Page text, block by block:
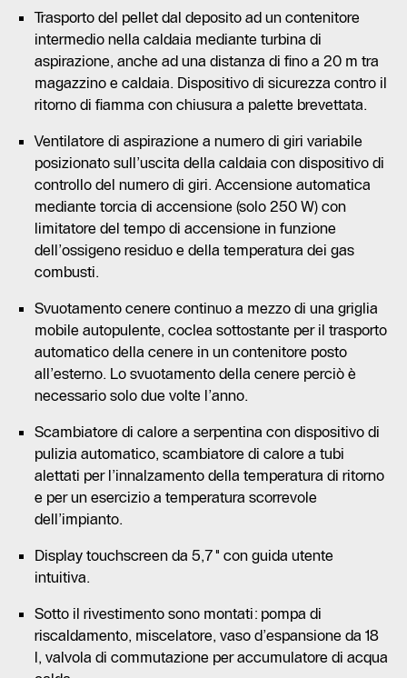
Trasporto del pellet dal deposito ad un contenitore
intermedio nella caldaia mediante turbina di
aspirazione, anche ad una distanza di fino a 20 m tra
magazzino e caldaia. Dispositivo di sicurezza contro il
ritorno di fiamma con chiusura a palette brevettata.
Ventilatore di aspirazione a numero di giri variabile
posizionato sull’uscita della caldaia con dispositivo di
controllo del numero di giri. Accensione automatica
mediante torcia di accensione (solo 250 W) con
limitatore del tempo di accensione in funzione
dell’ossigeno residuo e della temperatura dei gas
combusti.
Svuotamento cenere continuo a mezzo di una griglia
mobile autopulente, coclea sottostante per il trasporto
automatico della cenere in un contenitore posto
all’esterno. Lo svuotamento della cenere perciò è
necessario solo due volte l’anno.
Scambiatore di calore a serpentina con dispositivo di
pulizia automatico, scambiatore di calore a tubi
alettati per l’innalzamento della temperatura di ritorno
e per un esercizio a temperatura scorrevole
dell’impianto.
Display touchscreen da 5,7" con guida utente
intuitiva.
Sotto il rivestimento sono montati: pompa di
riscaldamento, miscelatore, vaso d’espansione da 18
l, valvola di commutazione per accumulatore di acqua